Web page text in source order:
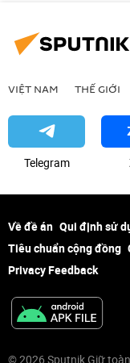
VIỆT NAM THẾ GIỚI
Telegram
Về đề án Qui định sử
Tiêu chuẩn cộng đồng
Privacy Feedback
© 2026 Sputnik Giữ